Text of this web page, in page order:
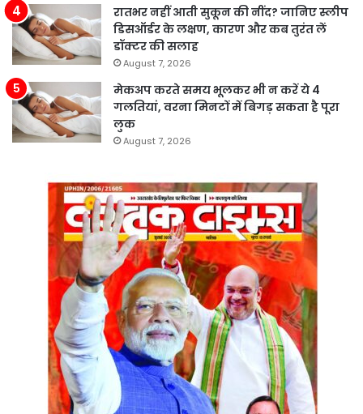
रातभर नहीं आती सुकून की नींद? जानिए स्लीप
डिसऑर्डर के लक्षण, कारण और कब तुरंत लें
डॉक्टर की सलाह
August 7, 2026
मेकअप करते समय भूलकर भी न करें ये 4
गलतियां, वरना मिनटों में बिगड़ सकता है पूरा
लुक
August 7, 2026